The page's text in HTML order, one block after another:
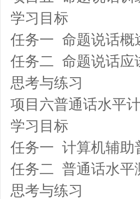
学习目标
任务一 命题说话概
任务二 命题说话应
思考与练习
项目六普通话水平
学习目标
任务一 计算机辅助
任务二 普通话水平
思考与练习